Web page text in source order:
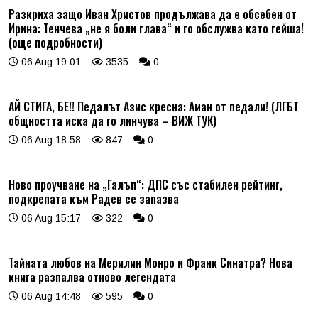
Разкриха защо Иван Христов продължава да е обсебен от
Ирина: Тенчева „не я боли глава“ и го обслужва като гейша!
(още подробности)
06 Aug 19:01 3535 0
АЙ СТИГА, БЕ!! Педалът Азис кресна: Аман от педали! (ЛГБТ
общността иска да го линчува – ВИЖ ТУК)
06 Aug 18:58 847 0
Ново проучване на „Галъп“: ДПС със стабилен рейтинг,
подкрепата към Радев се запазва
06 Aug 15:17 322 0
Тайната любов на Мерилин Монро и Франк Синатра? Нова
книга разпалва отново легендата
06 Aug 14:48 595 0